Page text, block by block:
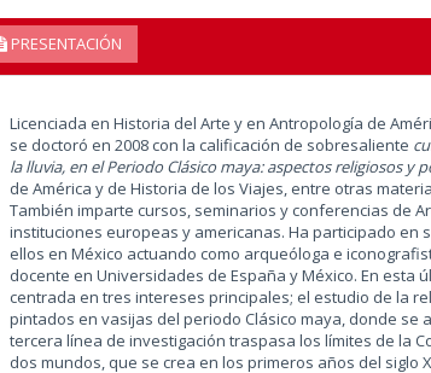
PRESENTACIÓN
Licenciada en Historia del Arte y en Antropología de
se doctoró en 2008 con la calificación de sobresaliente
la lluvia, en el Periodo Clásico maya: aspectos religiosos y
de América y de Historia de los Viajes, entre otras
También imparte cursos, seminarios y conferencias de
instituciones europeas y americanas. Ha participado en
ellos en México actuando como arqueóloga e
docente en Universidades de España y México. En esta
centrada en tres intereses principales; el estudio de la
pintados en vasijas del periodo Clásico maya, donde se
tercera línea de investigación traspasa los límites de la
dos mundos, que se crea en los primeros años del siglo